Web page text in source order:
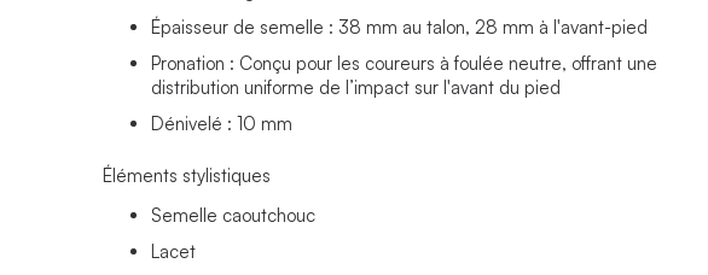
Épaisseur de semelle : 38 mm au talon, 28 mm à l'avant-pied
Pronation : Conçu pour les coureurs à foulée neutre, offrant une
distribution uniforme de l’impact sur l'avant du pied
Dénivelé : 10 mm
Éléments stylistiques
Semelle caoutchouc
Lacet